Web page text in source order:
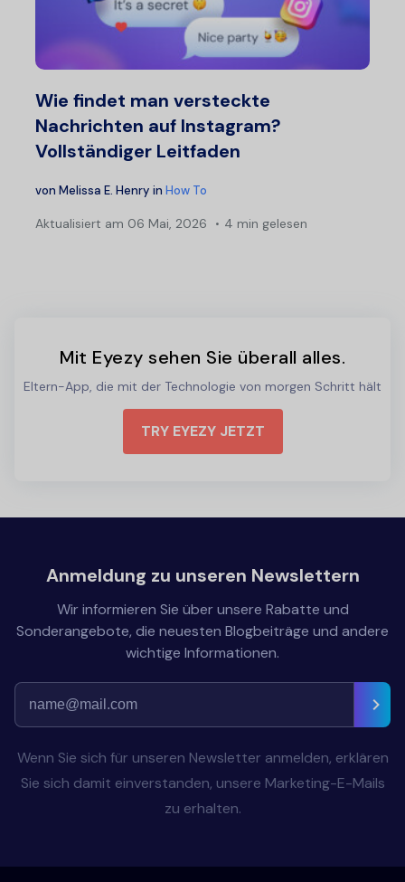
Wie findet man versteckte
Nachrichten auf Instagram?
Vollständiger Leitfaden
von Melissa E. Henry in How To
Aktualisiert am 06 Mai, 2026 4 min gelesen
Mit Eyezy sehen Sie überall alles.
Eltern-App, die mit der Technologie von morgen Schritt hält
TRY EYEZY JETZT
Anmeldung zu unseren Newslettern
Wir informieren Sie über unsere Rabatte und
Sonderangebote, die neuesten Blogbeiträge und andere
wichtige Informationen.
Wenn Sie sich für unseren Newsletter anmelden, erklären
Sie sich damit einverstanden, unsere Marketing-E-Mails
zu erhalten.